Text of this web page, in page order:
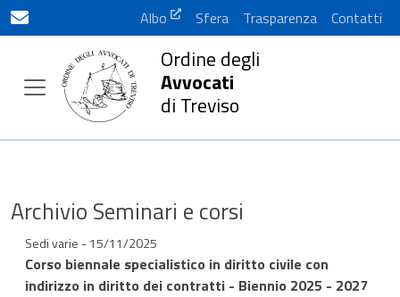
Albo Sfera Trasparenza Contatti
Ordine degli
Avvocati
di Treviso
Archivio Seminari e corsi
Sedi varie - 15/11/2025
Corso biennale specialistico in diritto civile con
indirizzo in diritto dei contratti - Biennio 2025 - 2027